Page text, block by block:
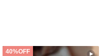
40%OFF